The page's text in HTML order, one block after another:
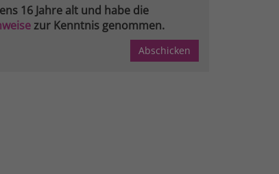
16 Jahre alt und habe die
zur Kenntnis genommen.